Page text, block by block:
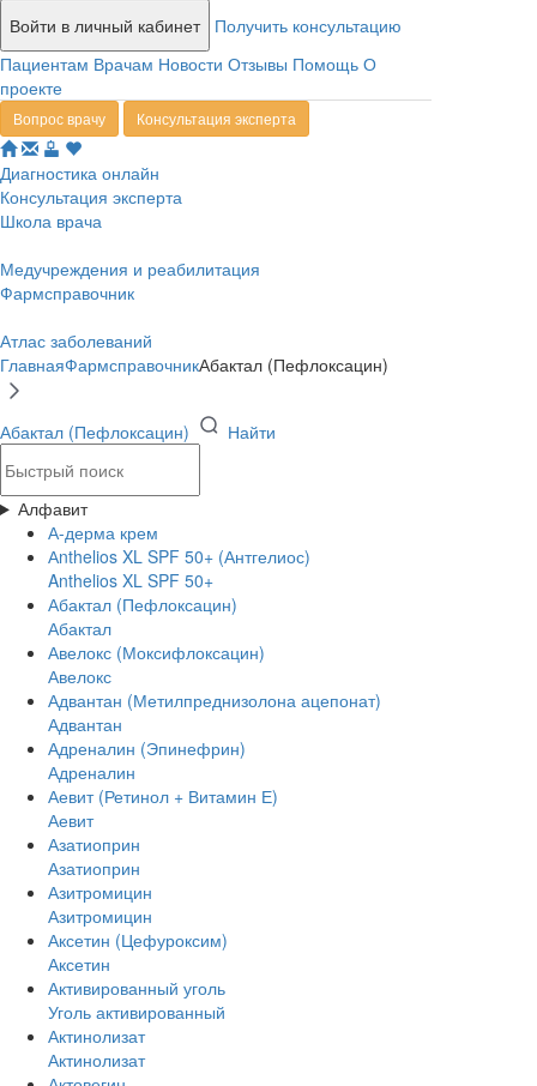
Войти в личный кабинет
Получить консультацию
Пациентам Врачам Новости Отзывы Помощь О
проекте
Вопрос врачу Консультация эксперта
Диагностика онлайн
Консультация эксперта
Школа врача
Медучреждения и реабилитация
Фармсправочник
Атлас заболеваний
ГлавнаяФармсправочникАбактал (Пефлоксацин)
Абактал (Пефлоксацин) Найти
Алфавит
А-дерма крем
Аnthelios XL SPF 50+ (Антгелиос)
Anthelios XL SPF 50+
Абактал (Пефлоксацин)
Абактал
Авелокс (Моксифлоксацин)
Авелокс
Адвантан (Метилпреднизолона ацепонат)
Адвантан
Адреналин (Эпинефрин)
Адреналин
Аевит (Ретинол + Витамин Е)
Аевит
Азатиоприн
Азатиоприн
Азитромицин
Азитромицин
Аксетин (Цефуроксим)
Аксетин
Активированный уголь
Уголь активированный
Актинолизат
Актинолизат